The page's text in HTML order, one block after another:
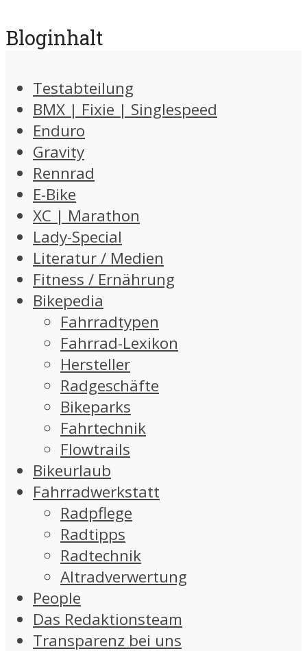
Bloginhalt
Testabteilung
BMX | Fixie | Singlespeed
Enduro
Gravity
Rennrad
E-Bike
XC | Marathon
Lady-Special
Literatur / Medien
Fitness / Ernährung
Bikepedia
Fahrradtypen
Fahrrad-Lexikon
Hersteller
Radgeschäfte
Bikeparks
Fahrtechnik
Flowtrails
Bikeurlaub
Fahrradwerkstatt
Radpflege
Radtipps
Radtechnik
Altradverwertung
People
Das Redaktionsteam
Transparenz bei uns